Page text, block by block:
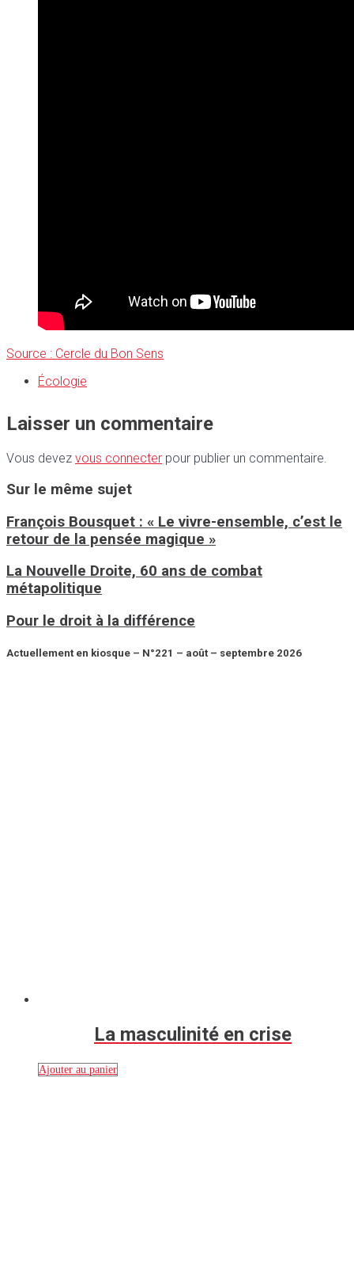
Source : Cercle du Bon Sens
Écologie
Laisser un commentaire
Vous devez vous connecter pour publier un commentaire.
Sur le même sujet
François Bousquet : « Le vivre-ensemble, c’est le
retour de la pensée magique »
La Nouvelle Droite, 60 ans de combat
métapolitique
Pour le droit à la différence
Actuellement en kiosque – N°221 – août – septembre 2026
La masculinité en crise
Ajouter au panier